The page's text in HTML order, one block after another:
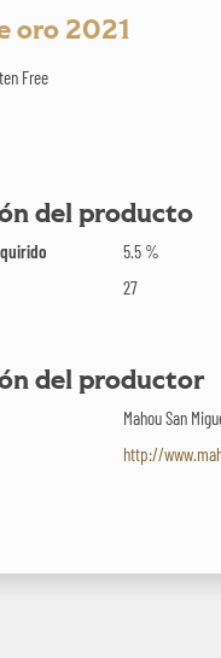
oro 2021
Free
del producto
5.5 %
27
del productor
Mahou San
http://